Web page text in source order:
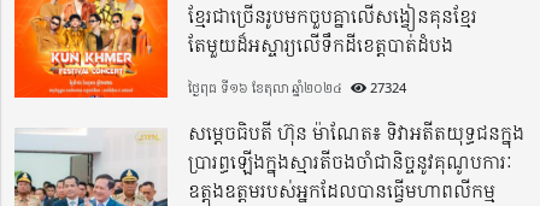
ខ្មែរជាច្រើនរូបមកចួបគ្នាលើសង្វៀនគុនខ្មែរ
តែមួយដ៏អស្ចារ្យលើទឹកដីខេត្តបាត់ដំបង
ថ្ងៃពុធ ទី១៦ ខែតុលា ឆ្នាំ២០២៤ 27324
សម្តេចធិបតី ហ៊ុន ម៉ាណែត៖ ទិវាអតីតយុទ្ធជនក្នុង
ប្រារព្ធឡើងក្នុងស្មារតីចងចាំជានិច្ចនូវគុណូបការៈ
ឧត្តុងឧត្តមរបស់អ្នកដែលបានធ្វើមហាពលីកម្ម